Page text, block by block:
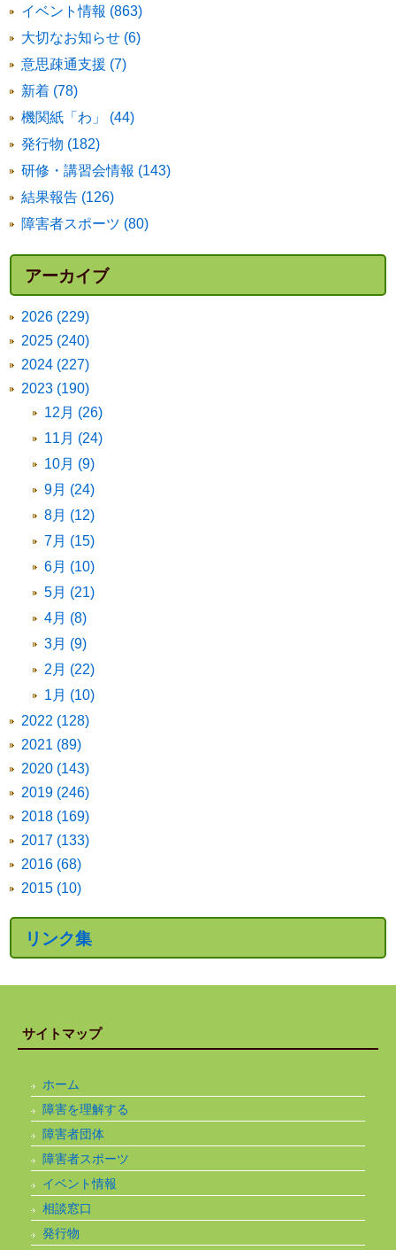
イベント情報 (863)
大切なお知らせ (6)
意思疎通支援 (7)
新着 (78)
機関紙「わ」 (44)
発行物 (182)
研修・講習会情報 (143)
結果報告 (126)
障害者スポーツ (80)
アーカイブ
2026 (229)
2025 (240)
2024 (227)
2023 (190)
12月 (26)
11月 (24)
10月 (9)
9月 (24)
8月 (12)
7月 (15)
6月 (10)
5月 (21)
4月 (8)
3月 (9)
2月 (22)
1月 (10)
2022 (128)
2021 (89)
2020 (143)
2019 (246)
2018 (169)
2017 (133)
2016 (68)
2015 (10)
リンク集
サイトマップ
ホーム
障害を理解する
障害者団体
障害者スポーツ
イベント情報
相談窓口
発行物